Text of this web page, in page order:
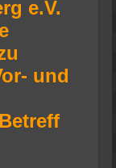
e.V.
und